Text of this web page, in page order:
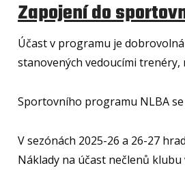
Zapojení do
Účast v programu je
stanovených vedoucími trenéry,
Sportovního programu NLBA se
V sezónách 2025-26 a 26-27
Náklady na účast nečlenů